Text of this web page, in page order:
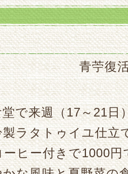
青苧復
で来週（17～21日
ラタトゥイユ仕立
ヒー付きで1000円